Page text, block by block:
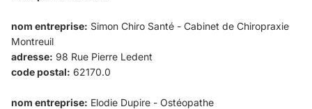
nom entreprise: Simon Chiro Santé - Cabinet de Chiropraxie
Montreuil
adresse: 98 Rue Pierre Ledent
code postal: 62170.0
nom entreprise: Elodie Dupire - Ostéopathe